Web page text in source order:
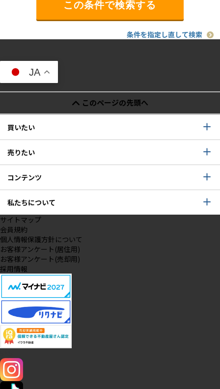
条件を指定し直して検索
JA
このページの先頭へ
買いたい
売りたい
コンテンツ
私たちについて
サイトマップ
会員規約
個人情報保護方針について
お客様アンケート(居住用)
お客様アンケート(売却用)
採用情報